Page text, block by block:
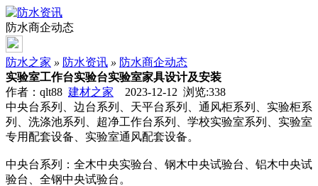
防水商企动态
防水之家 » 防水资讯 » 防水商企动态
实验室工作台实验台实验室家具设计及安装
作者：qlt88 建材之家 2023-12-12 浏览:338
中央台系列、边台系列、天平台系列、通风柜系列、实验柜系
列、洗涤池系列、超净工作台系列、学校实验室系列、实验室
专用配套设备、实验室通风配套设备。
中央台系列：全木中央实验台、钢木中央试验台、铝木中央试
验台、全钢中央试验台。